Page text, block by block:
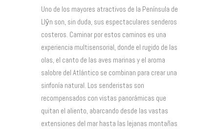
Uno de los mayores atractivos de la Península de
Llŷn son, sin duda, sus espectaculares senderos
costeros. Caminar por estos caminos es una
experiencia multisensorial, donde el rugido de las
olas, el canto de las aves marinas y el aroma
salobre del Atlántico se combinan para crear una
sinfonía natural. Los senderistas son
recompensados con vistas panorámicas que
quitan el aliento, abarcando desde las vastas
extensiones del mar hasta las lejanas montañas